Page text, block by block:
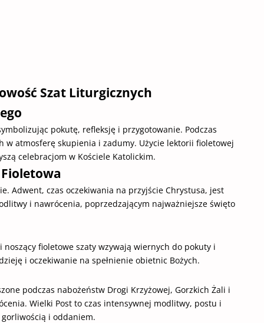
Szat Liturgicznych
pokutę, refleksję i przygotowanie. Podczas
atmosferę skupienia i zadumy. Użycie lektorii fioletowej
celebracjom w Kościele Katolickim.
Adwent, czas oczekiwania na przyjście Chrystusa, jest
i nawrócenia, poprzedzającym najważniejsze święto
fioletowe szaty wzywają wiernych do pokuty i
i oczekiwanie na spełnienie obietnic Bożych.
podczas nabożeństw Drogi Krzyżowej, Gorzkich Żali i
Wielki Post to czas intensywnej modlitwy, postu i
i oddaniem.